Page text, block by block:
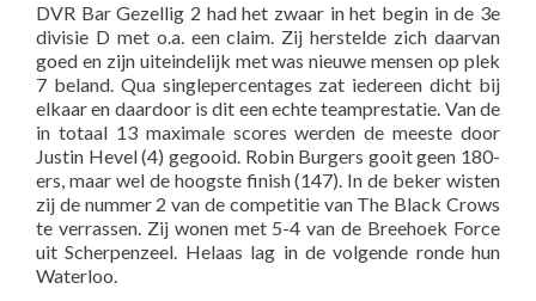
DVR Bar Gezellig 2 had het zwaar in het begin in de 3e
divisie D met o.a. een claim. Zij herstelde zich daarvan
goed en zijn uiteindelijk met was nieuwe mensen op plek
7 beland. Qua singlepercentages zat iedereen dicht bij
elkaar en daardoor is dit een echte teamprestatie. Van de
in totaal 13 maximale scores werden de meeste door
Justin Hevel (4) gegooid. Robin Burgers gooit geen 180-
ers, maar wel de hoogste finish (147). In de beker wisten
zij de nummer 2 van de competitie van The Black Crows
te verrassen. Zij wonen met 5-4 van de Breehoek Force
uit Scherpenzeel. Helaas lag in de volgende ronde hun
Waterloo.